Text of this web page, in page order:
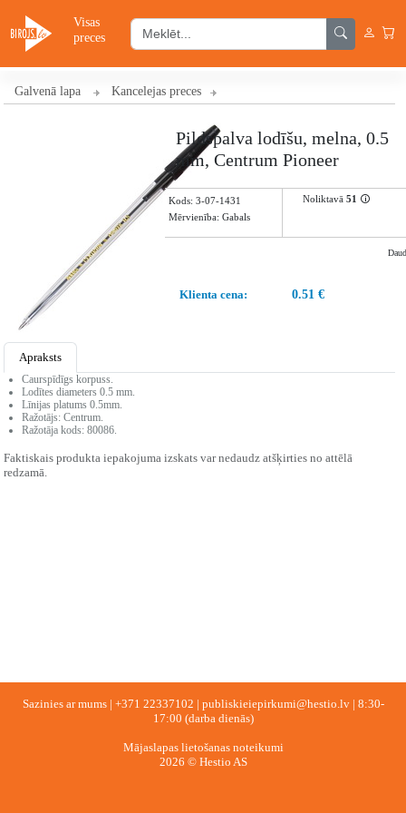
Visas
preces
Galvenā lapa Kancelejas preces
Pildspalva lodīšu, melna, 0.5
mm, Centrum Pioneer
Kods: 3-07-1431
Mērvienība: Gabals
Noliktavā 51 🛈
Klienta cena: 0.51 €
Apraksts
Caurspīdīgs korpuss.
Lodītes diameters 0.5 mm.
Līnijas platums 0.5mm.
Ražotājs: Centrum.
Ražotāja kods: 80086.
Faktiskais produkta iepakojuma izskats var nedaudz atšķirties no attēlā
redzamā.
Sazinies ar mums | +371 22337102 | publiskieiepirkumi@hestio.lv| 8:30-
17:00 (darba dienās)
Mājaslapas lietošanas noteikumi
2026 © Hestio AS